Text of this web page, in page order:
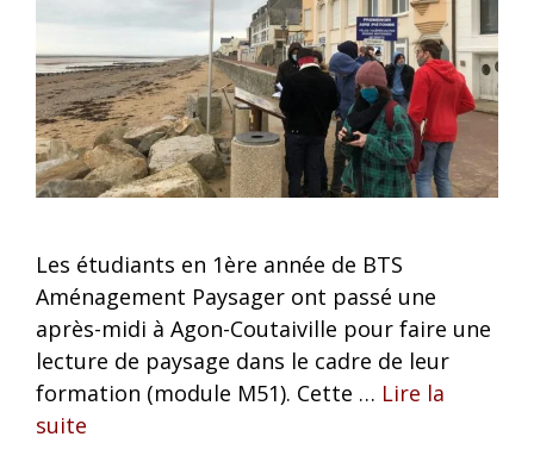
Les étudiants en 1ère année de BTS
Aménagement Paysager ont passé une
après-midi à Agon-Coutaiville pour faire une
lecture de paysage dans le cadre de leur
formation (module M51). Cette … Lire la
suite